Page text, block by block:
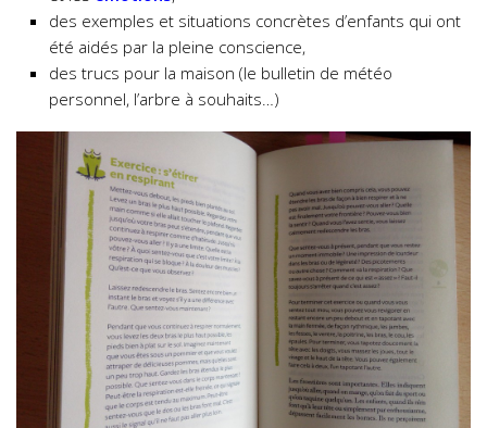
des exemples et situations concrètes d’enfants qui ont
été aidés par la pleine conscience,
des trucs pour la maison (le bulletin de météo
personnel, l’arbre à souhaits…)